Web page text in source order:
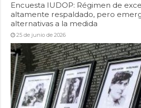
Encuesta IUDOP: Régimen de
altamente respaldado, pero
alternativas a la medida
25 de junio de 2026